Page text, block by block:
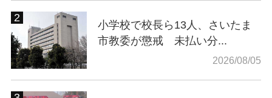
小学校で校長ら13人、さいたま
市教委が懲戒 未払い分...
2026/08/05